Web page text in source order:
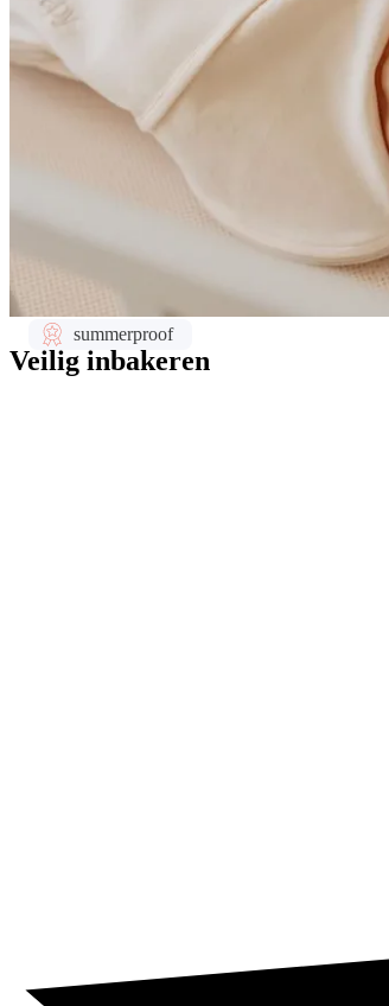
Veilig inbakeren